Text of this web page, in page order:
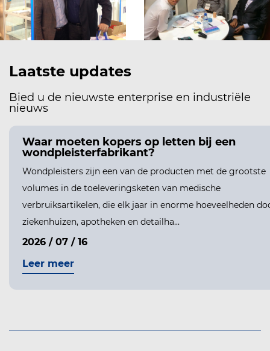
Laatste updates
Bied u de nieuwste enterprise en industriële
nieuws
Waar moeten kopers op letten bij een
wondpleisterfabrikant?
Wondpleisters zijn een van de producten met de grootste
volumes in de toeleveringsketen van medische
verbruiksartikelen, die elk jaar in enorme hoeveelheden
ziekenhuizen, apotheken en detailha...
2026 / 07 / 16
Leer meer